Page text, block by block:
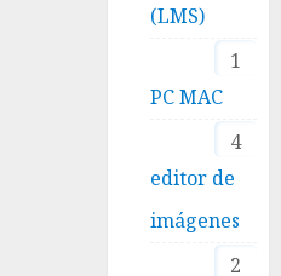
(LMS)
1
PC MAC
4
editor de
imágenes
2